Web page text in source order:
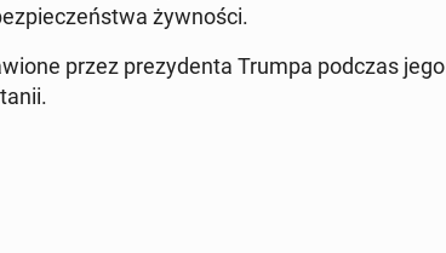
żyw­no­ści.
przez pre­zy­den­ta Trumpa podczas jego